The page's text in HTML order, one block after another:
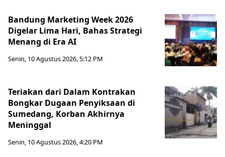
Bandung Marketing Week 2026
Digelar Lima Hari, Bahas Strategi
Menang di Era AI
Senin, 10 Agustus 2026, 5:12 PM
Teriakan dari Dalam Kontrakan
Bongkar Dugaan Penyiksaan di
Sumedang, Korban Akhirnya
Meninggal
Senin, 10 Agustus 2026, 4:20 PM